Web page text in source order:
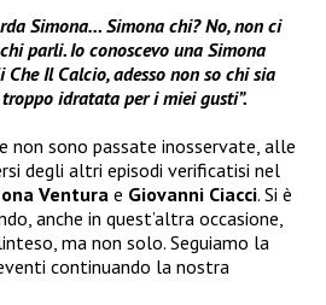
Simona… Simona chi? No, non ci
parli. Io conoscevo una Simona
Il Calcio, adesso non so chi sia
idratata per i miei gusti”.
non sono passate inosservate, alle
degli altri episodi verificatisi nel
Venturae Giovanni Ciacci. Si è
anche in quest’altra occasione,
ma non solo. Seguiamo la
continuando la nostra